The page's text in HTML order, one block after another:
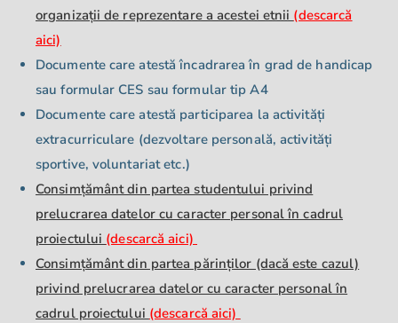
organizații de reprezentare a acestei etnii (descarcă
aici)
Documente care atestă încadrarea în grad de handicap
sau formular CES sau formular tip A4
Documente care atestă participarea la activități
extracurriculare (dezvoltare personală, activități
sportive, voluntariat etc.)
Consimțământ din partea studentului privind
prelucrarea datelor cu caracter personal în cadrul
proiectului (descarcă aici)
Consimțământ din partea părinților (dacă este cazul)
privind prelucrarea datelor cu caracter personal în
cadrul proiectului (descarcă aici)